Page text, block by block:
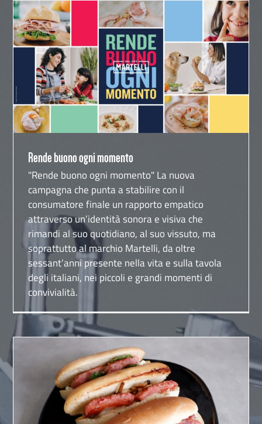
Rende buono ogni momento
Rende buono ogni momento
"Rende buono ogni momento" La nuova
campagna che punta a stabilire con il
consumatore finale un rapporto empatico
attraverso un’identità sonora e visiva che
rimandi al suo quotidiano, al suo vissuto, ma
soprattutto al marchio Martelli, da oltre
sessant’anni presente nella vita e sulla tavola
degli italiani, nei piccoli e grandi momenti di
convivialità.